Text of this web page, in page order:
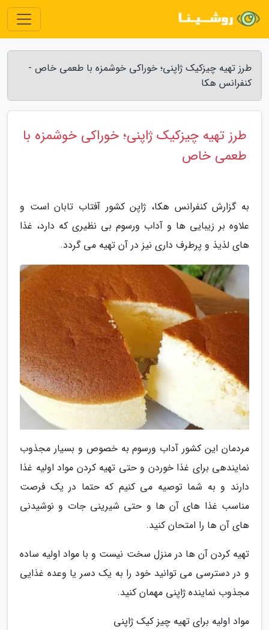
طرز تهیه چیزکیک ژاپنی؛ خوراکی خوشمزه با طعمی خاص -
کنفرانس هکا
طرز تهیه چیزکیک ژاپنی؛ خوراکی خوشمزه با
طعمی خاص
به گزارش کنفرانس هکا، ژاپن کشور آفتاب تابان است و
علاوه بر زیبایی ها و آداب ورسوم بی نظیری که دارد، غذا
های لذیذ و پرطرف داری نیز در آن تهیه می گردد.
مردمان این کشور آداب ورسوم به خصوص و بسیار مجذوب
نمایندهی برای غذا خوردن و حتی تهیه کردن مواد اولیه غذا
دارند و به شما توصیه می کنیم که حتما در یک فرصت
مناسب غذا های آن ها و حتی شیرینی جات و نوشیدنی
های آن ها را امتحان کنید.
تهیه کردن آن ها در منزل سخت نیست و با مواد اولیه ساده
و در دسترسی می توانید خود را به یک دسر یا وعده غذایی
مجذوب نماینده ژاپنی مهمان کنید.
مواد اولیه برای تهیه چیز کیک ژاپنی